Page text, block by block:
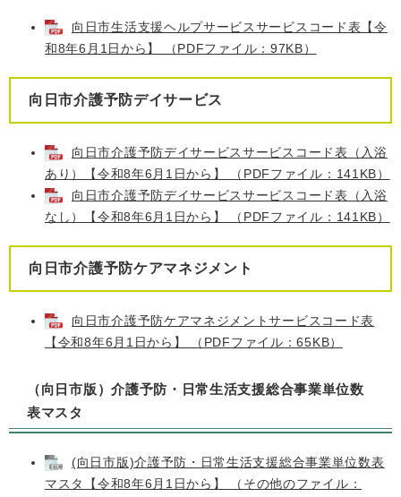
向日市生活支援ヘルプサービスサービスコード表【令
和8年6月1日から】 （PDFファイル：97KB）
向日市介護予防デイサービス
向日市介護予防デイサービスサービスコード表（入浴
あり）【令和8年6月1日から】 （PDFファイル：141KB）
向日市介護予防デイサービスサービスコード表（入浴
なし）【令和8年6月1日から】 （PDFファイル：141KB）
向日市介護予防ケアマネジメント
向日市介護予防ケアマネジメントサービスコード表
【令和8年6月1日から】 （PDFファイル：65KB）
（向日市版）介護予防・日常生活支援総合事業単位数
表マスタ
(向日市版)介護予防・日常生活支援総合事業単位数表
マスタ【令和8年6月1日から】 （その他のファイル：